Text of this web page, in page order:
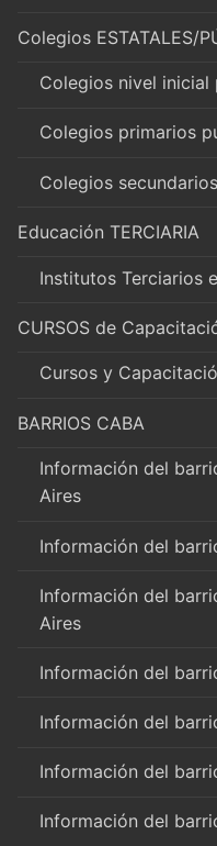
Colegios ESTATALES/
Colegios nivel inicial
Colegios primarios
Colegios
Educación TERCIARIA
Institutos Terciarios
CURSOS de
Cursos y
BARRIOS CABA
Información del
Aires
Información del
Información del
Aires
Información del
Información del
Información del
Información del